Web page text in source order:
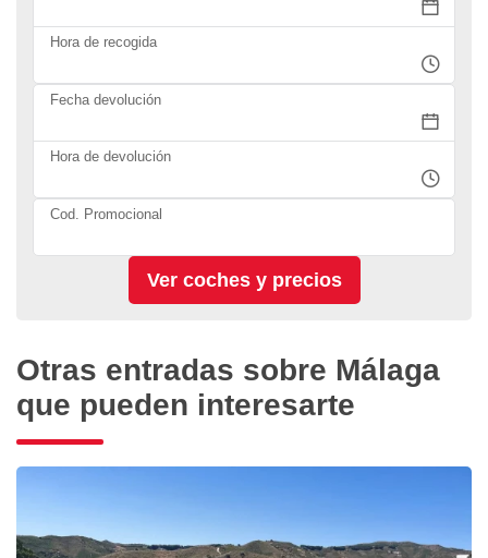
Hora de recogida
Fecha devolución
Hora de devolución
Cod. Promocional
Otras entradas sobre Málaga
que pueden interesarte